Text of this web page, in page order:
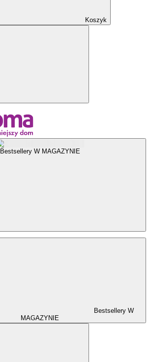
Koszyk
Bestsellery W MAGAZYNIE
Bestsellery W
MAGAZYNIE